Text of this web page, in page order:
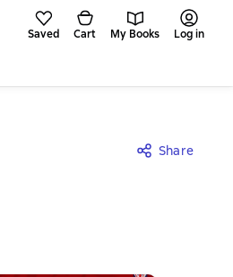
Saved Cart My Books Log in
Share